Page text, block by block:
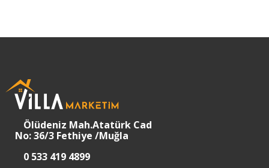
Ölüdeniz Mah.Atatürk Cad
No: 36/3 Fethiye /Muğla
0 533 419 4899